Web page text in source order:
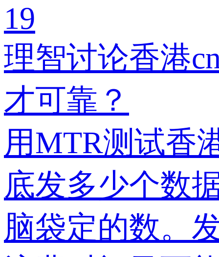
19
理智讨论香港
才可靠？
用MTR测试香
底发多少个数
脑袋定的数。